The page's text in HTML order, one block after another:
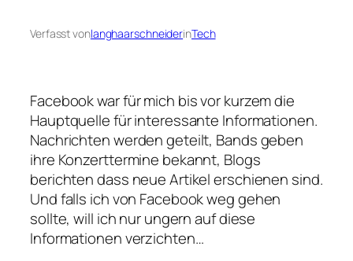
Verfasst vonlanghaarschneiderinTech
Facebook war für mich bis vor kurzem die
Hauptquelle für interessante Informationen.
Nachrichten werden geteilt, Bands geben
ihre Konzerttermine bekannt, Blogs
berichten dass neue Artikel erschienen sind.
Und falls ich von Facebook weg gehen
sollte, will ich nur ungern auf diese
Informationen verzichten…